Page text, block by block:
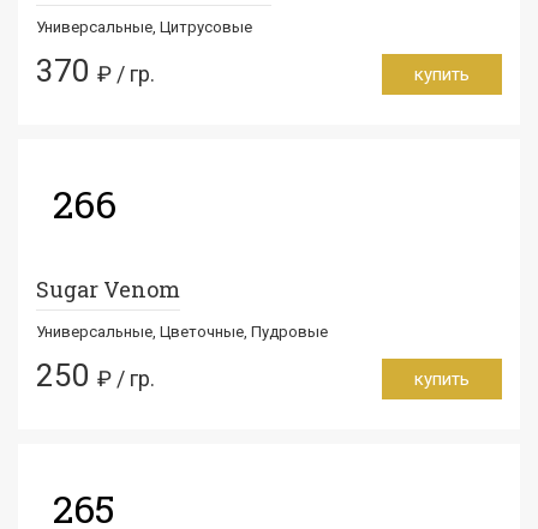
Универсальные, Цитрусовые
370 ₽ / гр. купить
266
Sugar Venom
Универсальные, Цветочные, Пудровые
250 ₽ / гр. купить
265